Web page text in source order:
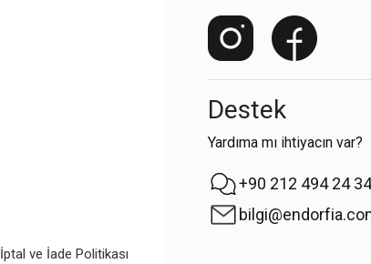
İptal ve İade Politikası
Destek
Yardıma mı ihtiyacın var?
+90 212 494 24 34